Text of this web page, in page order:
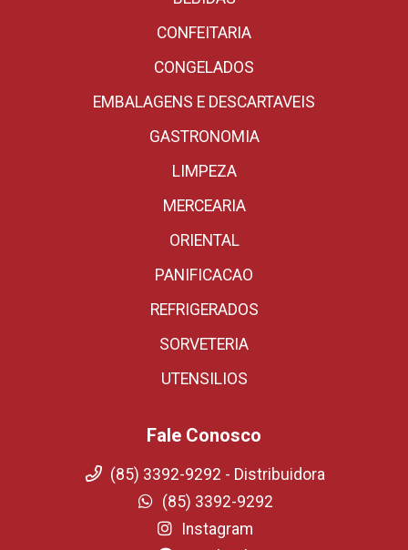
CONFEITARIA
CONGELADOS
EMBALAGENS E DESCARTAVEIS
GASTRONOMIA
LIMPEZA
MERCEARIA
ORIENTAL
PANIFICACAO
REFRIGERADOS
SORVETERIA
UTENSILIOS
Fale Conosco
(85) 3392-9292 - Distribuidora
(85) 3392-9292
Instagram